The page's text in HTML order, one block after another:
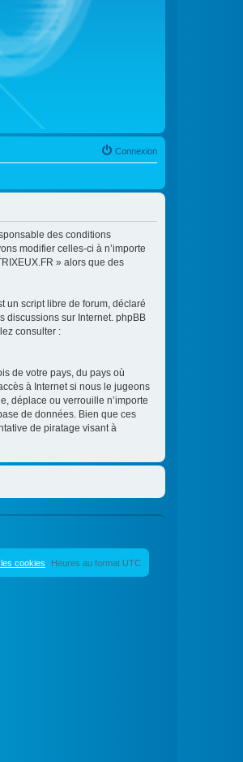
Connexion
des conditions
modifier celles-ci à n’importe
» alors que des
un script libre de forum, déclaré
discussions sur Internet. phpBB
consulter :
de votre pays, du pays où
à Internet si nous le jugeons
déplace ou verrouille n’importe
de données. Bien que ces
de piratage visant à
Heures au format UTC
cookies